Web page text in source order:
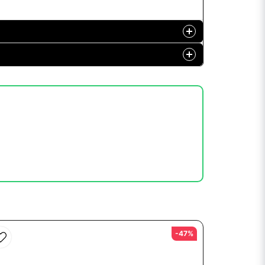
-47%